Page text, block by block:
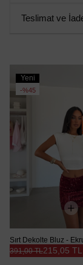
Teslimat ve
Yeni
Ürün
%45
Sırt Dekolte Bluz -
215,05 TL
391,00 TL